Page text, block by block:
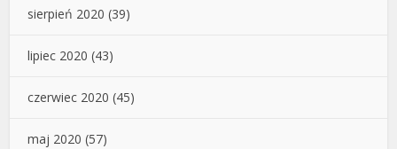
sierpień 2020 (39)
lipiec 2020 (43)
czerwiec 2020 (45)
maj 2020 (57)